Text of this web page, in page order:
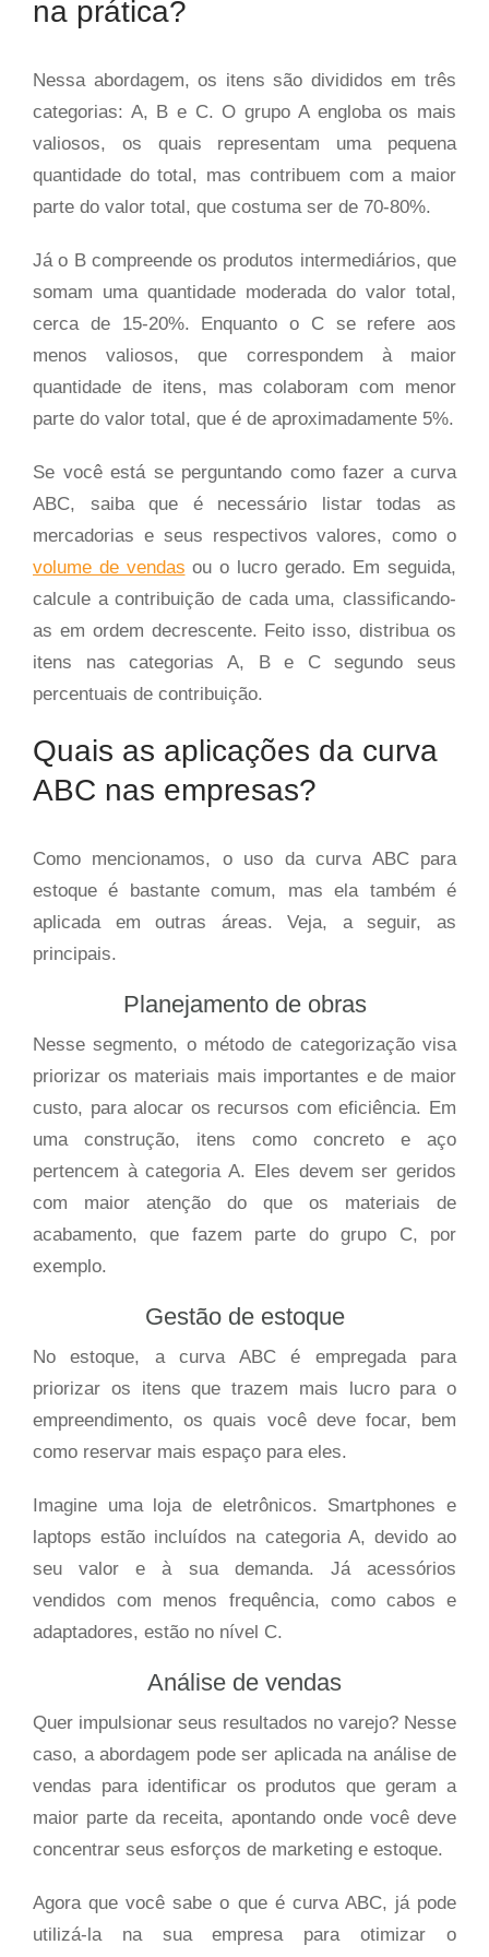
na prática?
Nessa abordagem, os itens são divididos em três
categorias: A, B e C. O grupo A engloba os mais
valiosos, os quais representam uma pequena
quantidade do total, mas contribuem com a maior
parte do valor total, que costuma ser de 70-80%.
Já o B compreende os produtos intermediários, que
somam uma quantidade moderada do valor total,
cerca de 15-20%. Enquanto o C se refere aos
menos valiosos, que correspondem à maior
quantidade de itens, mas colaboram com menor
parte do valor total, que é de aproximadamente 5%.
Se você está se perguntando como fazer a curva
ABC, saiba que é necessário listar todas as
mercadorias e seus respectivos valores, como o
volume de vendas ou o lucro gerado. Em seguida,
calcule a contribuição de cada uma, classificando-
as em ordem decrescente. Feito isso, distribua os
itens nas categorias A, B e C segundo seus
percentuais de contribuição.
Quais as aplicações da curva
ABC nas empresas?
Como mencionamos, o uso da curva ABC para
estoque é bastante comum, mas ela também é
aplicada em outras áreas. Veja, a seguir, as
principais.
Planejamento de obras
Nesse segmento, o método de categorização visa
priorizar os materiais mais importantes e de maior
custo, para alocar os recursos com eficiência. Em
uma construção, itens como concreto e aço
pertencem à categoria A. Eles devem ser geridos
com maior atenção do que os materiais de
acabamento, que fazem parte do grupo C, por
exemplo.
Gestão de estoque
No estoque, a curva ABC é empregada para
priorizar os itens que trazem mais lucro para o
empreendimento, os quais você deve focar, bem
como reservar mais espaço para eles.
Imagine uma loja de eletrônicos. Smartphones e
laptops estão incluídos na categoria A, devido ao
seu valor e à sua demanda. Já acessórios
vendidos com menos frequência, como cabos e
adaptadores, estão no nível C.
Análise de vendas
Quer impulsionar seus resultados no varejo? Nesse
caso, a abordagem pode ser aplicada na análise de
vendas para identificar os produtos que geram a
maior parte da receita, apontando onde você deve
concentrar seus esforços de marketing e estoque.
Agora que você sabe o que é curva ABC, já pode
utilizá-la na sua empresa para otimizar o